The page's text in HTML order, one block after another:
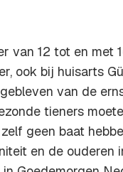
van 12 tot en met
ook bij huisarts
van de
tieners
geen baat
en de ouderen